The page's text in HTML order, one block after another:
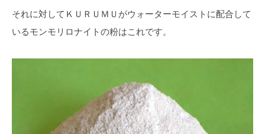
それに対してＫＵＲＵＭＵがウォーターモイストに配合して
いるモンモリロナイトの粉はこれです。